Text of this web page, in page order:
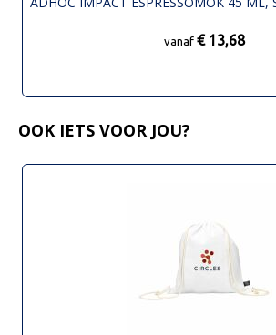
vanaf € 13,68
OOK IETS VOOR JOU?